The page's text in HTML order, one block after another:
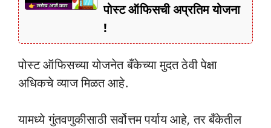
पोस्ट ऑफिसची अप्रतिम योजना
!
पोस्ट ऑफिसच्या योजनेत बँकेच्या मुदत ठेवी पेक्षा
अधिकचे व्याज मिळत आहे.
यामध्ये गुंतवणुकीसाठी सर्वोत्तम पर्याय आहे, तर बँकेतील